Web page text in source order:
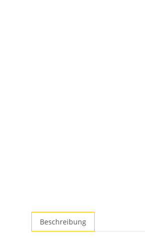
Beschreibung